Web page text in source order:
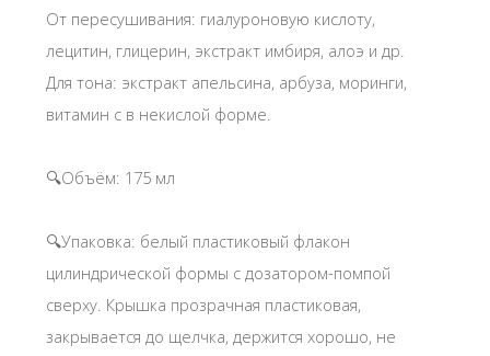
От пересушивания: гиалуроновую кислоту,
лецитин, глицерин, экстракт имбиря, алоэ и др.
Для тона: экстракт апельсина, арбуза, моринги,
витамин с в некислой форме.
🔍Объём: 175 мл
🔍Упаковка: белый пластиковый флакон
цилиндрической формы с дозатором-помпой
сверху. Крышка прозрачная пластиковая,
закрывается до щелчка, держится хорошо, не